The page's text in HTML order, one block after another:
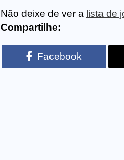
Não deixe de ver a lista de
Compartilhe:
Facebook